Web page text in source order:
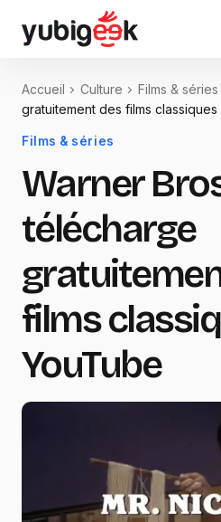
Accueil Culture Films & séries
gratuitement des films classiques
Films & séries
Warner
télécharge
films
YouTube